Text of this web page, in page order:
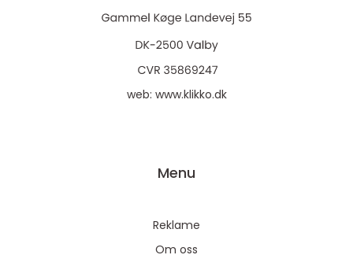
web: www.klikko.dk
Menu
Reklame
Om oss